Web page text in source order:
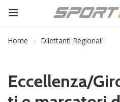
Home Dilettanti Regionali
Eccellenza/